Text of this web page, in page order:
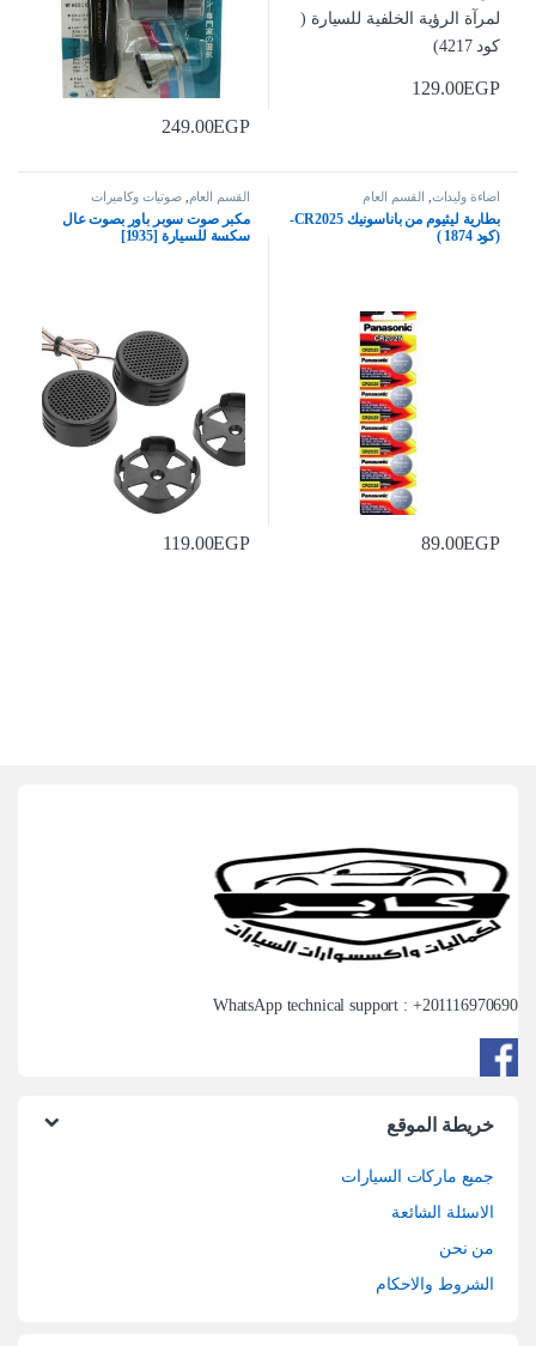
129.00EGP
249.00EGP
اضاءة وليدات القسم العام
بطارية ليثيوم من باناسونيك CR2025-
(كود 1874 )
89.00EGP
القسم العام ,صوتيات وكاميرات
مكبر صوت سوبر باور بصوت عال
سكسة للسيارة [1935]
119.00EGP
WhatsApp technical support : +201116970690
خريطة الموقع
جميع ماركات السيارات
الاسئلة الشائعة
من نحن
الشروط والاحكام